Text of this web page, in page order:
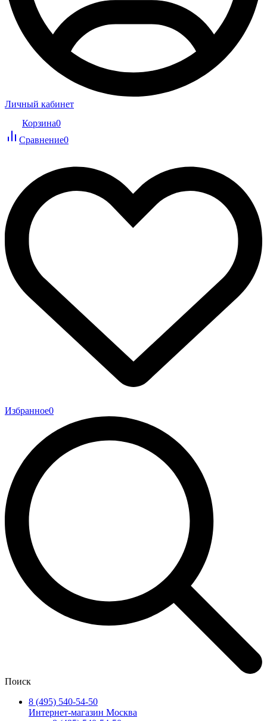
Личный кабинет
Корзина0
Сравнение0
Избранное0
Поиск
8 (495) 540-54-50
Интернет-магазин Москва